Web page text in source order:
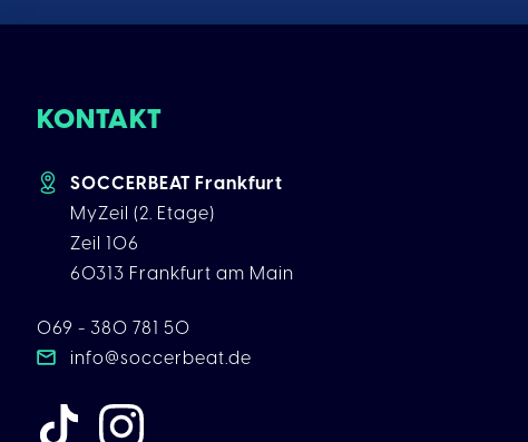
KONTAKT
SOCCERBEAT Frankfurt
MyZeil (2. Etage)
Zeil 106
60313 Frankfurt am Main
069 - 380 781 50
info@soccerbeat.de